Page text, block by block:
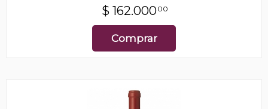
$ 162.00000
Comprar